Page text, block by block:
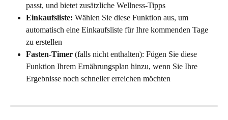
passt, und bietet zusätzliche Wellness-Tipps
Einkaufsliste: Wählen Sie diese Funktion aus, um
automatisch eine Einkaufsliste für Ihre kommenden Tage
zu erstellen
Fasten-Timer (falls nicht enthalten): Fügen Sie diese
Funktion Ihrem Ernährungsplan hinzu, wenn Sie Ihre
Ergebnisse noch schneller erreichen möchten